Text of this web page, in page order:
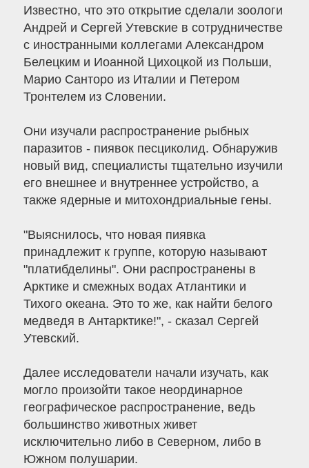
Известно, что это открытие сделали зоологи
Андрей и Сергей Утевские в сотрудничестве
с иностранными коллегами Александром
Белецким и Иоанной Цихоцкой из Польши,
Марио Санторо из Италии и Петером
Тронтелем из Словении.
Они изучали распространение рыбных
паразитов - пиявок песциколид. Обнаружив
новый вид, специалисты тщательно изучили
его внешнее и внутреннее устройство, а
также ядерные и митохондриальные гены.
"Выяснилось, что новая пиявка
принадлежит к группе, которую называют
"платибделины". Они распространены в
Арктике и смежных водах Атлантики и
Тихого океана. Это то же, как найти белого
медведя в Антарктике!", - сказал Сергей
Утевский.
Далее исследователи начали изучать, как
могло произойти такое неординарное
географическое распространение, ведь
большинство животных живет
исключительно либо в Северном, либо в
Южном полушарии.